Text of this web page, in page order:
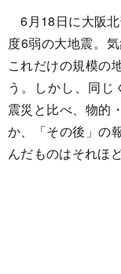
6月18日に大阪
度6弱の大地震。
これだけの規模の
う。しかし、同
震災と比べ、物的
か、「その後」の
んだものはそれほ